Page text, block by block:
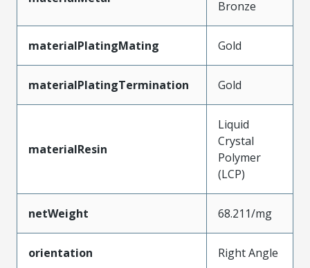
Bronze
materialPlatingMating Gold
materialPlatingTermination Gold
materialResin
Liquid
Crystal
Polymer
(LCP)
netWeight 68.211/mg
orientation Right Angle